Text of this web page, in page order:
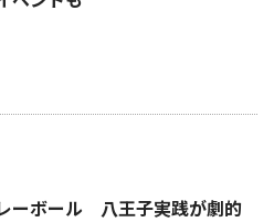
ーボール 八王子実践が劇的